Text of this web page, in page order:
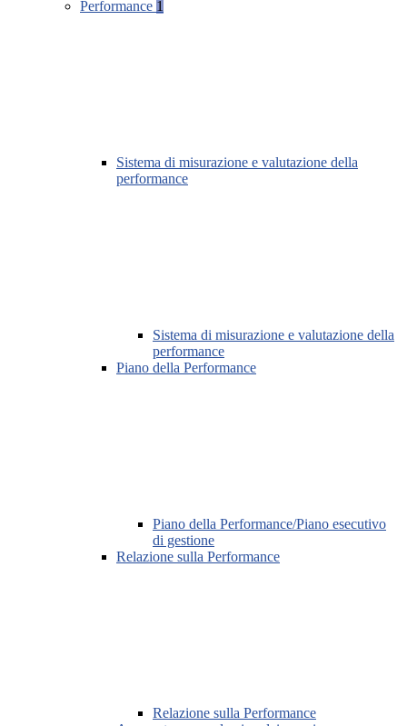
Performance 1
Sistema di misurazione e valutazione della
performance
Sistema di misurazione e valutazione della
performance
Piano della Performance
Piano della Performance/Piano esecutivo
di gestione
Relazione sulla Performance
Relazione sulla Performance